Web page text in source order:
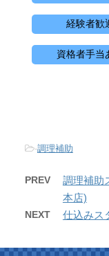
経験者歓
資格者手当
-調理補助
PREV
調理補
本店)
NEXT 仕込みス